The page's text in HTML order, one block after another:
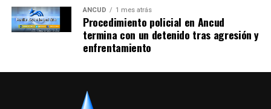
ANCUD 1 mes atrás
Procedimiento policial en Ancud
termina con un detenido tras agresión y
enfrentamiento